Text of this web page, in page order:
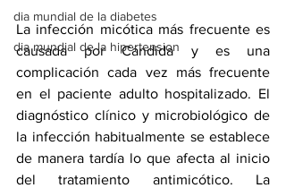
dia mundial de la diabetes
dia mundial de la hipertension
La infección micótica más frecuente es
causada por Cándida y es una
complicación cada vez más frecuente
en el paciente adulto hospitalizado. El
diagnóstico clínico y microbiológico de
la infección habitualmente se establece
de manera tardía lo que afecta al inicio
del tratamiento antimicótico. La